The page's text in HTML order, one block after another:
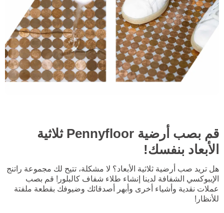
قم بصب أرضية Pennyfloor ثلاثية
الأبعاد بنفسك!
هل تريد صب أرضية ثلاثية الأبعاد؟ لا مشكلة، تتيح لك مجموعة راتنج
الإيبوكسي الشفافة لدينا إنشاء طلاء شفاف كالبلور! قم بصب
عملات نقدية وأشياء أخرى وأبهر أصدقائك وضيوفك بقطعة ملفتة
للأنظار!